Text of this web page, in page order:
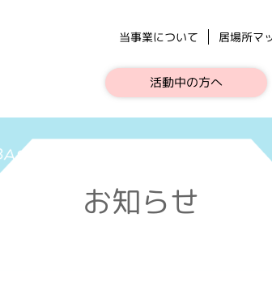
当事業について 居場所マ
活動中の方へ
お知らせ